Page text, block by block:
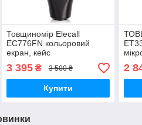
Товщиномір Elecall
EC776FN кольоровий
екран, кейс
3 395₴ 3 500 ₴
Купити
2